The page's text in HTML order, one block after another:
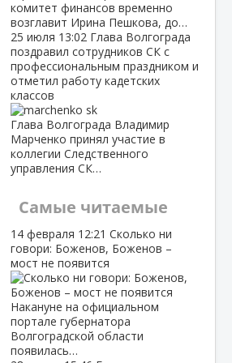
комитет финансов временно
возглавит Ирина Пешкова, до…
25 июля 13:02 Глава Волгограда
поздравил сотрудников СК с
профессиональным праздником и
отметил работу кадетских
классов
Глава Волгограда Владимир
Марченко принял участие в
коллегии Следственного
управления СК…
Самые читаемые
14 февраля 12:21 Сколько ни
говори: Боженов, Боженов –
мост не появится
Накануне на официальном
портале губернатора
Волгоградской области
появилась…